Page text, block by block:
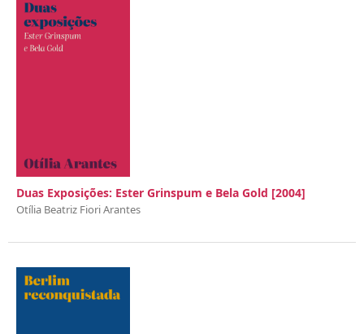
Duas Exposições: Ester Grinspum e Bela Gold [2004]
Otília Beatriz Fiori Arantes